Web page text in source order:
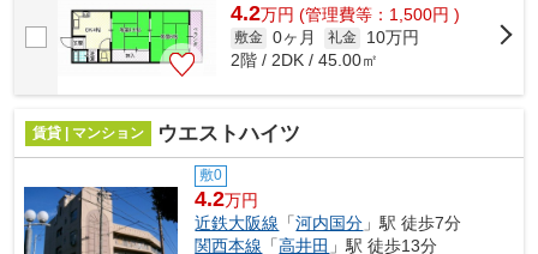
4.2万円 (管理費等：1,500円 )
敷金 0ヶ月 礼金
10万円
2階 / 2DK / 45.00㎡
賃貸 | マンション ウエストハイツ
敷0
4.2万円
近鉄大阪線 「河内国分 」駅 徒歩7分
関西本線 「高井田 」駅 徒歩13分